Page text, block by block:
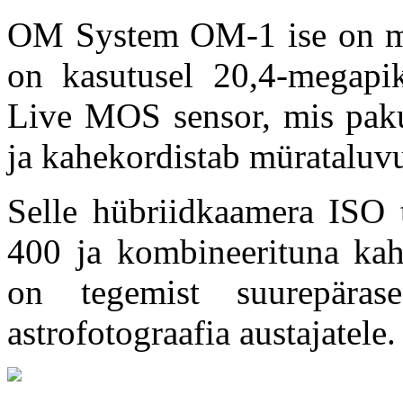
OM System OM-1 ise on
on kasutusel 20,4-
Live MOS sensor, mis
ja kahekordistab
Selle hübriidkaamera
400 ja kombineerituna
on tegemist
astrofotograafia